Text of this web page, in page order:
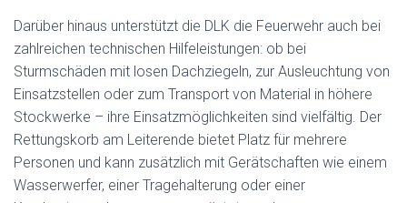
Darüber hinaus unterstützt die DLK die Feuerwehr auch bei
zahlreichen technischen Hilfeleistungen: ob bei
Sturmschäden mit losen Dachziegeln, zur Ausleuchtung von
Einsatzstellen oder zum Transport von Material in höhere
Stockwerke – ihre Einsatzmöglichkeiten sind vielfältig. Der
Rettungskorb am Leiterende bietet Platz für mehrere
Personen und kann zusätzlich mit Gerätschaften wie einem
Wasserwerfer, einer Tragehalterung oder einer